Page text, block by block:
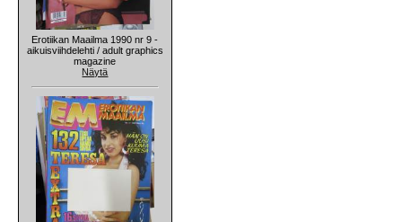
Erotiikan Maailma 1990 nr 9 -
aikuisviihdelehti / adult graphics
magazine
Näytä